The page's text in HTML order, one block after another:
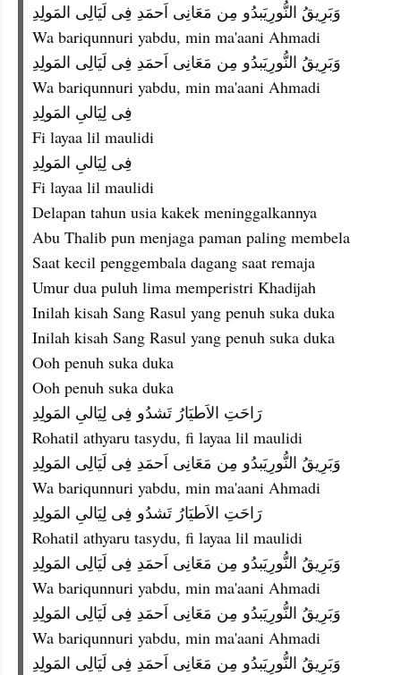
وَبَرِيقُ النُّورِيَبدُو مِن مَعَانِى اَحمَدِ فِى لَيَالِى المَولِدِ
Wa bariqunnuri yabdu, min ma'aani Ahmadi
وَبَرِيقُ النُّورِيَبدُو مِن مَعَانِى اَحمَدِ فِى لَيَالِى المَولِدِ
Wa bariqunnuri yabdu, min ma'aani Ahmadi
فِى لِيَالىِ المَولِدِ
Fi layaa lil maulidi
فِى لِيَالىِ المَولِدِ
Fi layaa lil maulidi
Delapan tahun usia kakek meninggalkannya
Abu Thalib pun menjaga paman paling membela
Saat kecil penggembala dagang saat remaja
Umur dua puluh lima memperistri Khadijah
Inilah kisah Sang Rasul yang penuh suka duka
Inilah kisah Sang Rasul yang penuh suka duka
Ooh penuh suka duka
Ooh penuh suka duka
رَاحَتِ الاَطيَارُ تَشدُو فِى لِيَالىِ المَولِدِ
Rohatil athyaru tasydu, fi layaa lil maulidi
وَبَرِيقُ النُّورِيَبدُو مِن مَعَانِى اَحمَدِ فِى لَيَالِى المَولِدِ
Wa bariqunnuri yabdu, min ma'aani Ahmadi
رَاحَتِ الاَطيَارُ تَشدُو فِى لِيَالىِ المَولِدِ
Rohatil athyaru tasydu, fi layaa lil maulidi
وَبَرِيقُ النُّورِيَبدُو مِن مَعَانِى اَحمَدِ فِى لَيَالِى المَولِدِ
Wa bariqunnuri yabdu, min ma'aani Ahmadi
وَبَرِيقُ النُّورِيَبدُو مِن مَعَانِى اَحمَدِ فِى لَيَالِى المَولِدِ
Wa bariqunnuri yabdu, min ma'aani Ahmadi
وَبَرِيقُ النُّورِيَبدُو مِن مَعَانِى اَحمَدِ فِى لَيَالِى المَولِدِ